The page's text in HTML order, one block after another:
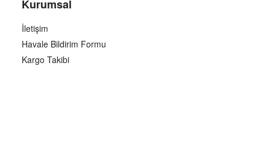
Kurumsal
İletişim
Havale Bildirim Formu
Kargo Takibi